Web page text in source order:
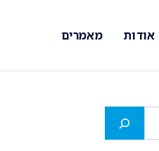
אודות מאמרים